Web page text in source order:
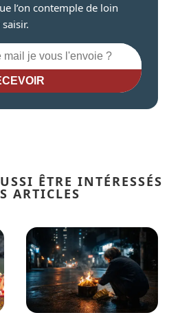
l’on contemple de loin
ÊTRE INTÉRESSÉS
ARTICLES